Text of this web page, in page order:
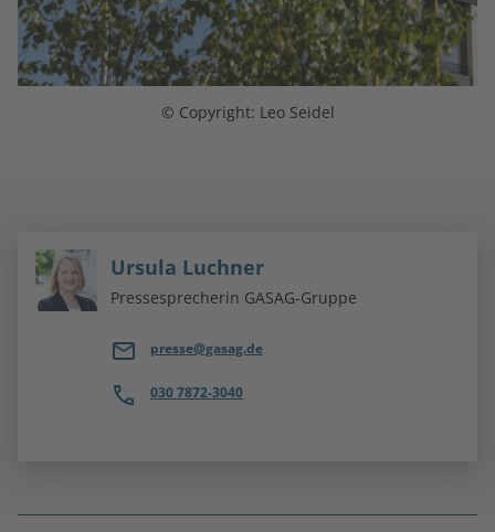
© Copyright: Leo Seidel
Ursula Luchner
Pressesprecherin GASAG-Gruppe
presse@gasag.de
030 7872-3040